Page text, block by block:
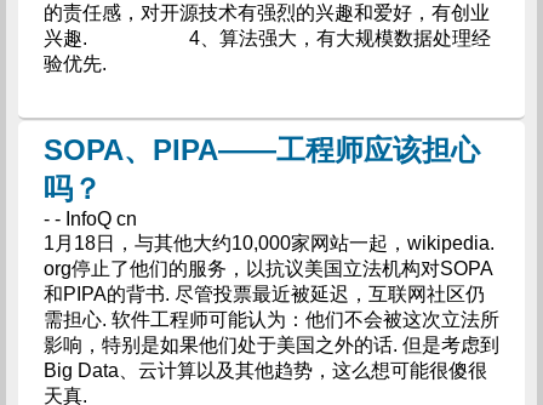
的责任感，对开源技术有强烈的兴趣和爱好，有创业
兴趣. 4、算法强大，有大规模数据处理经
验优先.
SOPA、PIPA——工程师应该担心
吗？
- - InfoQ cn
1月18日，与其他大约10,000家网站一起，wikipedia.
org停止了他们的服务，以抗议美国立法机构对SOPA
和PIPA的背书. 尽管投票最近被延迟，互联网社区仍
需担心. 软件工程师可能认为：他们不会被这次立法所
影响，特别是如果他们处于美国之外的话. 但是考虑到
Big Data、云计算以及其他趋势，这么想可能很傻很
天真.